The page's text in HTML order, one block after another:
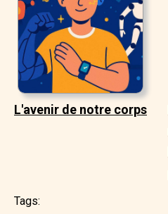
L'avenir de notre corps
Tags: